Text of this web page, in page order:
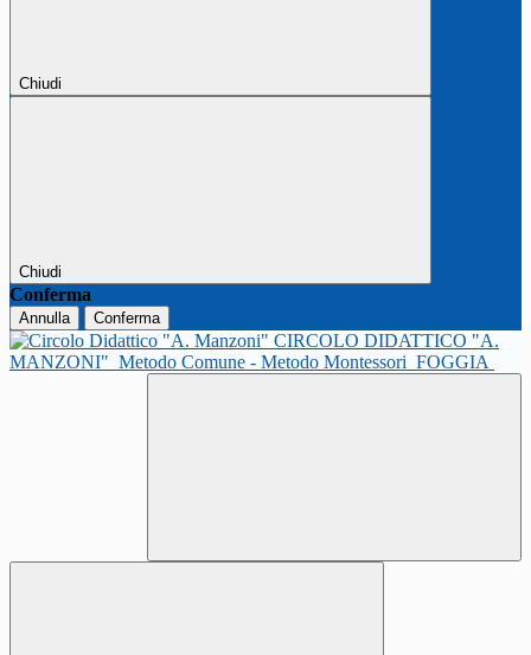
Chiudi
Chiudi
Conferma
Annulla Conferma
CIRCOLO DIDATTICO "A.
MANZONI" Metodo Comune - Metodo Montessori FOGGIA